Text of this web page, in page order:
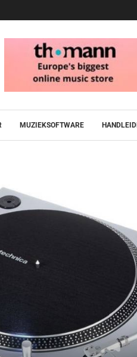
MUZIEKSOFTWARE